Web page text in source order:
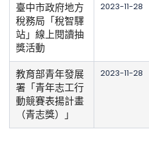
臺中市政府地方
稅務局「稅智驛
站」線上閱讀抽
獎活動
2023-11-28
教育部青年發展
署「青年志工行
動競賽表揚計畫
（青志獎）」
2023-11-28